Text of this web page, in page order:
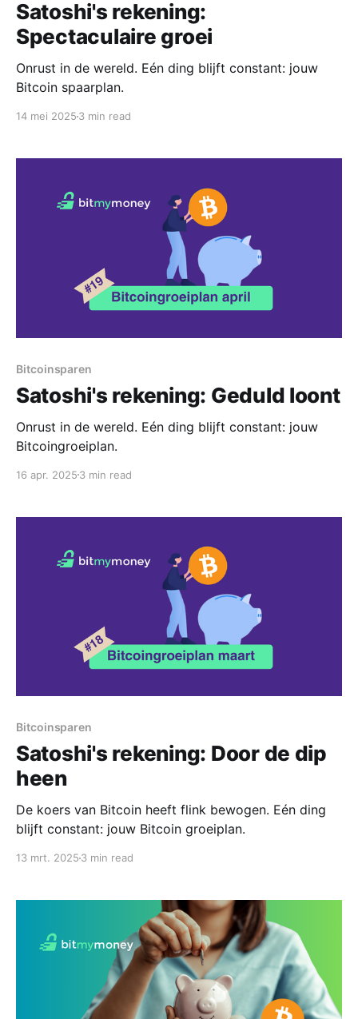
Satoshi's rekening:
Spectaculaire groei
Onrust in de wereld. Eén ding blijft constant: jouw
Bitcoin spaarplan.
14 mei 2025 3 min read
Bitcoinsparen
Satoshi's rekening: Geduld loont
Onrust in de wereld. Eén ding blijft constant: jouw
Bitcoingroeiplan.
16 apr. 2025 3 min read
Bitcoinsparen
Satoshi's rekening: Door de dip
heen
De koers van Bitcoin heeft flink bewogen. Eén ding
blijft constant: jouw Bitcoin groeiplan.
13 mrt. 2025 3 min read